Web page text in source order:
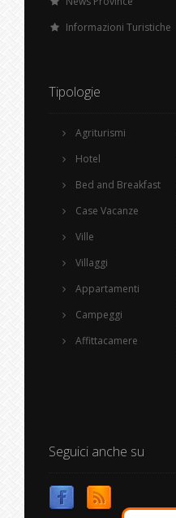
Informazioni Turistiche
Tipologie
Agriturismi
Hotel
Bed and Breakfast
Case Vacanze
Ville
Villaggi
Appartamenti
Campeggi
Affittacamere
Seguici anche su